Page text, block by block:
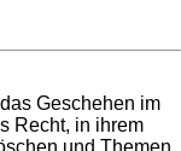
Geschehen im
Recht, in ihrem